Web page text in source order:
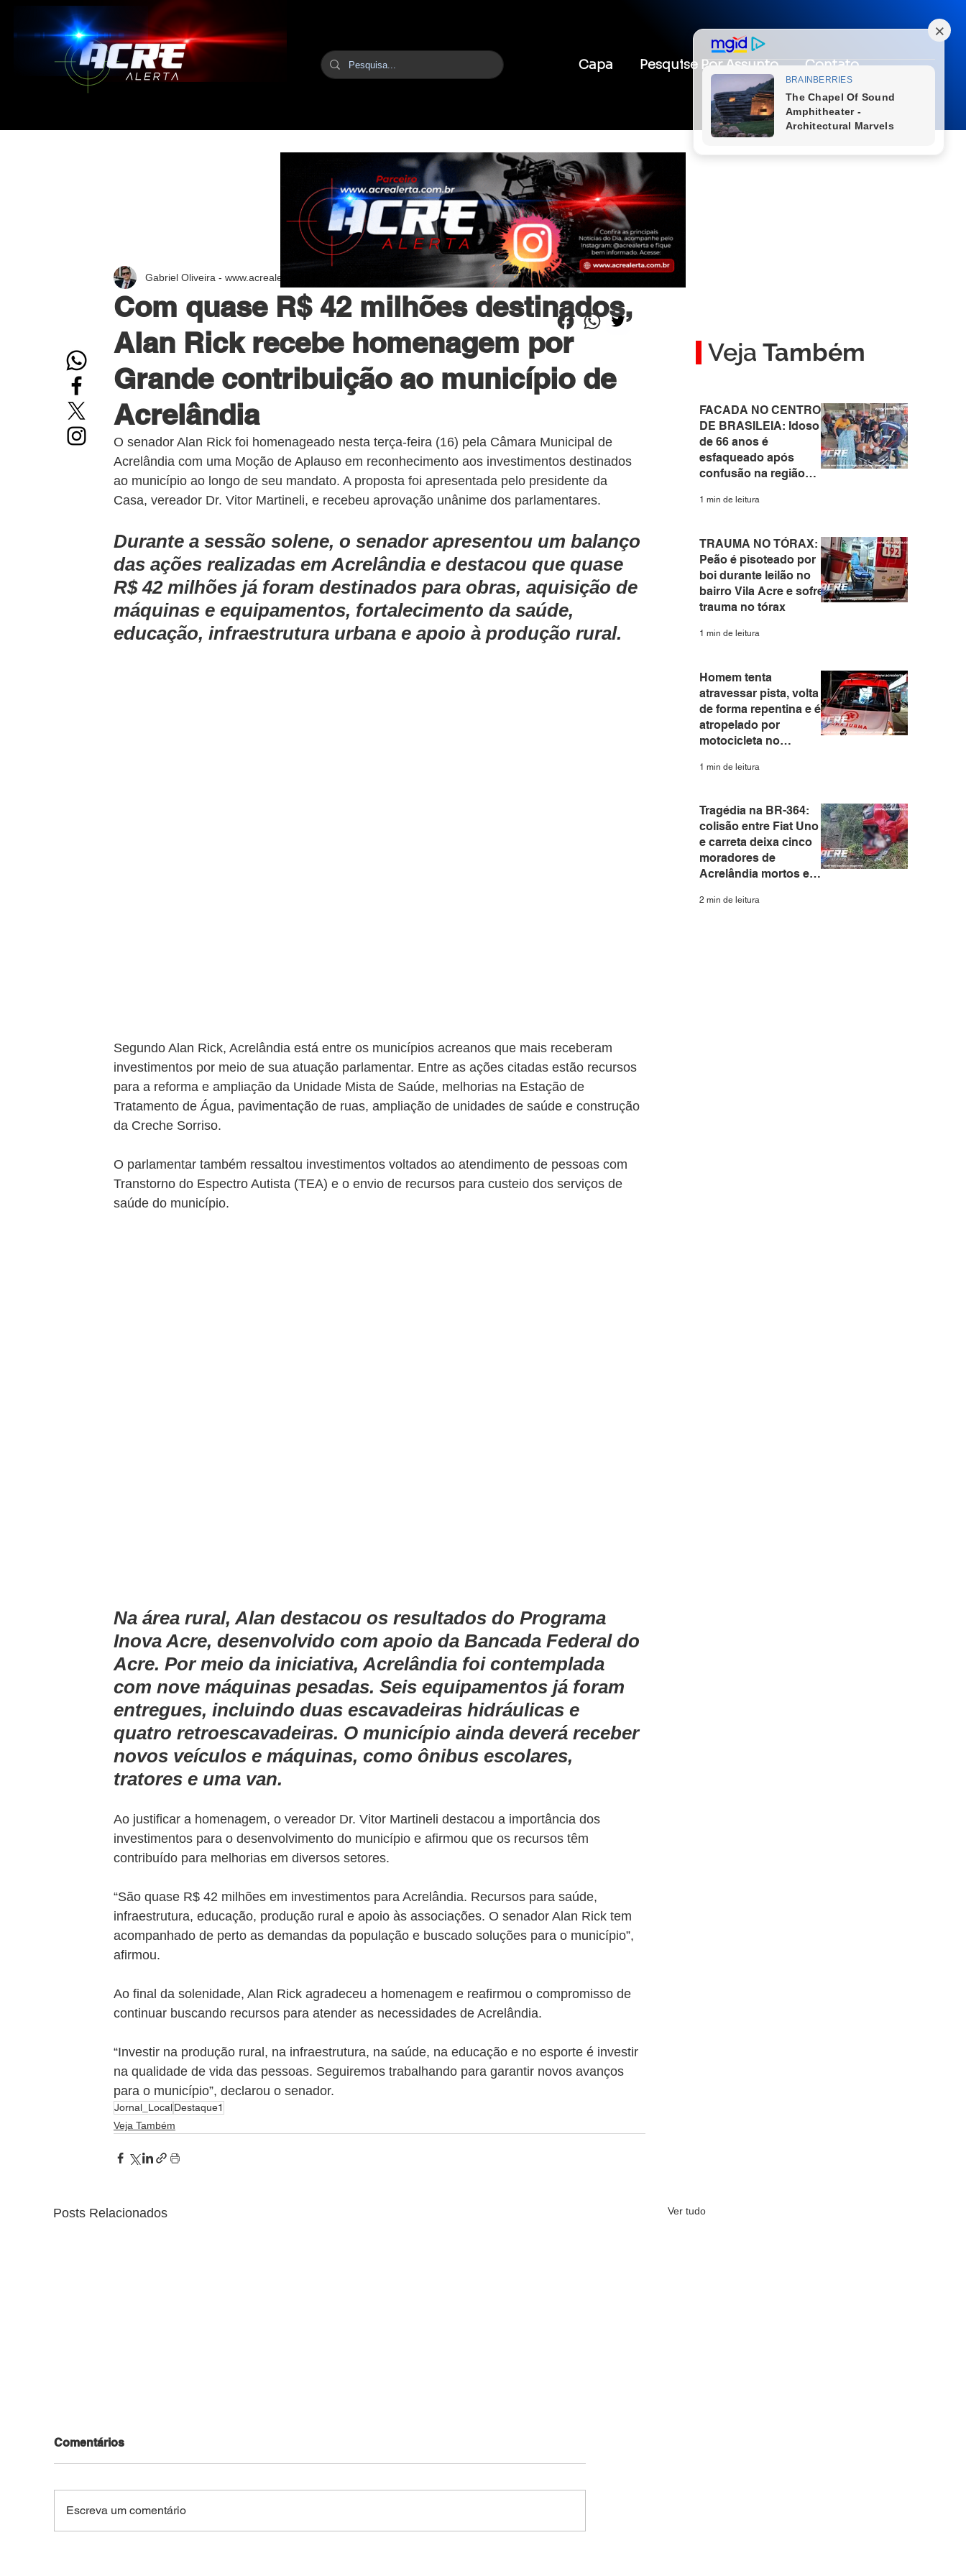
Capa Pesquise Por Assunto Contato
Com quase R$ 42 milhões destinados,
Alan Rick recebe homenagem por
Grande contribuição ao município de
Acrelândia
Gabriel Oliveira - www.acrealerta.com.br 16 de jun. 2 min de leitura
O senador Alan Rick foi homenageado nesta terça-feira (16) pela Câmara Municipal de
Acrelândia com uma Moção de Aplauso em reconhecimento aos investimentos destinados
ao município ao longo de seu mandato. A proposta foi apresentada pelo presidente da
Casa, vereador Dr. Vitor Martineli, e recebeu aprovação unânime dos parlamentares.
Durante a sessão solene, o senador apresentou um balanço
das ações realizadas em Acrelândia e destacou que quase
R$ 42 milhões já foram destinados para obras, aquisição de
máquinas e equipamentos, fortalecimento da saúde,
educação, infraestrutura urbana e apoio à produção rural.
Segundo Alan Rick, Acrelândia está entre os municípios acreanos que mais receberam
investimentos por meio de sua atuação parlamentar. Entre as ações citadas estão recursos
para a reforma e ampliação da Unidade Mista de Saúde, melhorias na Estação de
Tratamento de Água, pavimentação de ruas, ampliação de unidades de saúde e construção
da Creche Sorriso.
O parlamentar também ressaltou investimentos voltados ao atendimento de pessoas com
Transtorno do Espectro Autista (TEA) e o envio de recursos para custeio dos serviços de
saúde do município.
Na área rural, Alan destacou os resultados do Programa
Inova Acre, desenvolvido com apoio da Bancada Federal do
Acre. Por meio da iniciativa, Acrelândia foi contemplada
com nove máquinas pesadas. Seis equipamentos já foram
entregues, incluindo duas escavadeiras hidráulicas e
quatro retroescavadeiras. O município ainda deverá receber
novos veículos e máquinas, como ônibus escolares,
tratores e uma van.
Ao justificar a homenagem, o vereador Dr. Vitor Martineli destacou a importância dos
investimentos para o desenvolvimento do município e afirmou que os recursos têm
contribuído para melhorias em diversos setores.
“São quase R$ 42 milhões em investimentos para Acrelândia. Recursos para saúde,
infraestrutura, educação, produção rural e apoio às associações. O senador Alan Rick tem
acompanhado de perto as demandas da população e buscado soluções para o município”,
afirmou.
Ao final da solenidade, Alan Rick agradeceu a homenagem e reafirmou o compromisso de
continuar buscando recursos para atender as necessidades de Acrelândia.
“Investir na produção rural, na infraestrutura, na saúde, na educação e no esporte é investir
na qualidade de vida das pessoas. Seguiremos trabalhando para garantir novos avanços
para o município”, declarou o senador.
Jornal_LocalDestaque1
Veja Também
Posts Relacionados Ver tudo
Comentários
Escreva um comentário
FACADA NO CENTRO
DE BRASILEIA: Idoso
de 66 anos é
esfaqueado após
confusão na região
Acre
1 min de leitura
TRAUMA NO TÓRAX:
Peão é pisoteado por
boi durante leilão no
bairro Vila Acre e sofre
trauma no tórax
1 min de leitura
Homem tenta
atravessar pista, volta
de forma repentina e é
atropelado por
motocicleta no
Branco
1 min de leitura
Tragédia na BR-364:
colisão entre Fiat Uno
e carreta deixa cinco
moradores de
Acrelândia mortos em
2 min de leitura
Veja Também